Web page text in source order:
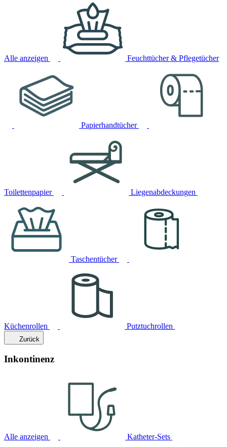
Alle anzeigen Feuchttücher & Pflegetücher
Papierhandtücher
Toilettenpapier Liegenabdeckungen
Taschentücher
Küchenrollen Putztuchrollen
Zurück
Inkontinenz
Alle anzeigen Katheter-Sets